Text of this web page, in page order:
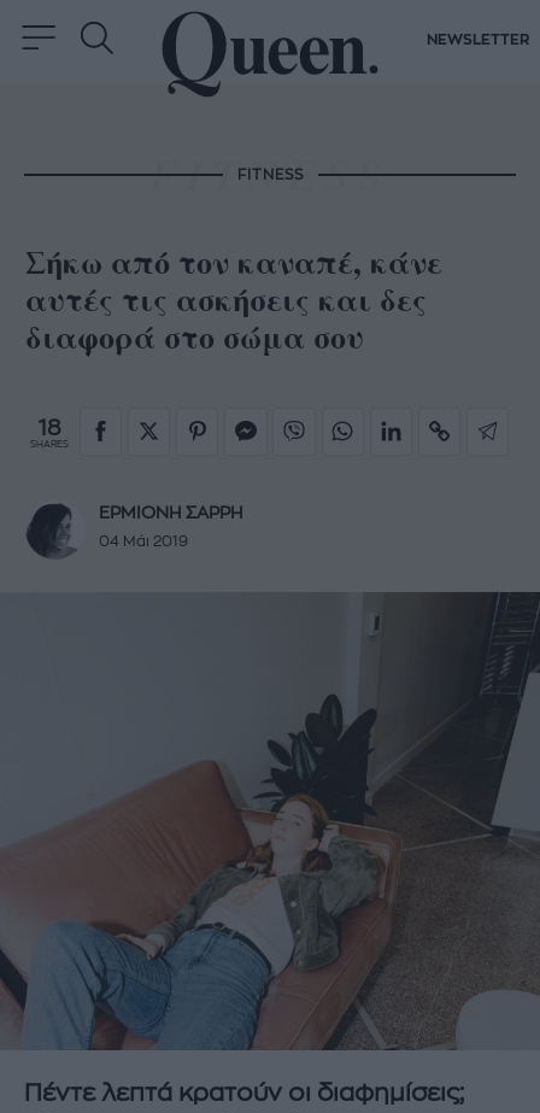
NEWSLETTER
FITNESS
Σήκω από τον καναπέ, κάνε
αυτές τις ασκήσεις και δες
διαφορά στο σώμα σου
18
SHARES
ΕΡΜΙΟΝΗ ΣΑΡΡΗ
04 Μάι 2019
Πέντε λεπτά κρατούν οι διαφημίσεις;